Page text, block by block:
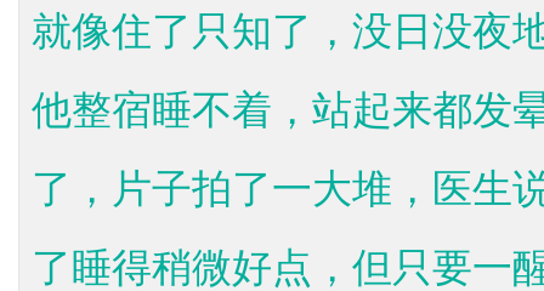
就像住了只知了，没日没夜
他整宿睡不着，站起来都发
了，片子拍了一大堆，医生
了睡得稍微好点，但只要一